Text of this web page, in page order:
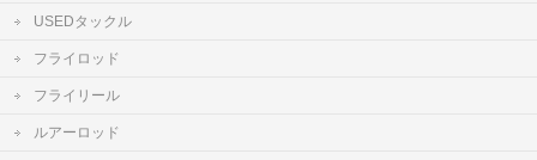
USEDタックル
フライロッド
フライリール
ルアーロッド